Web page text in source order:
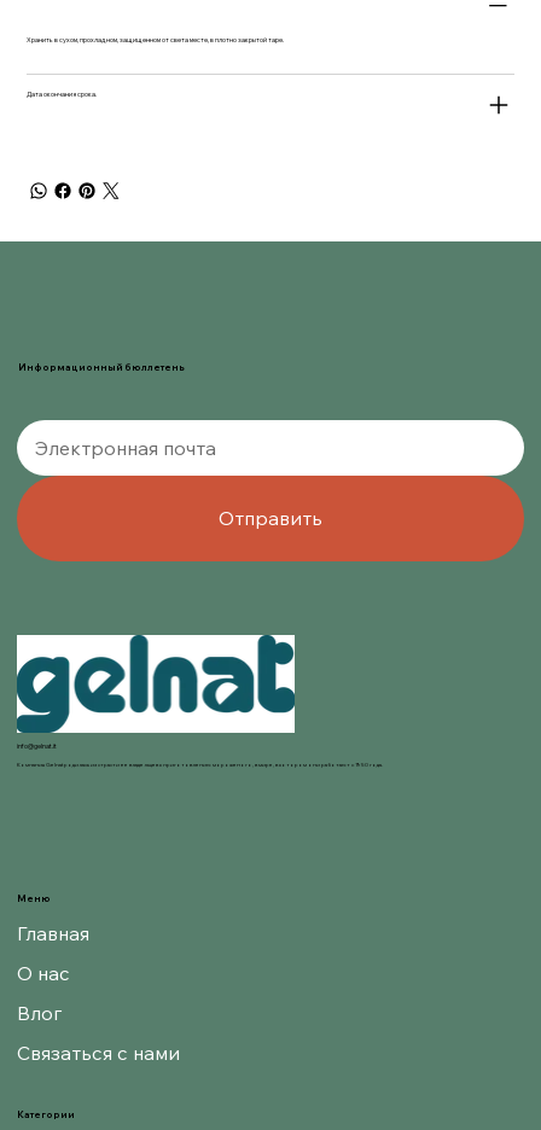
Хранить в сухом, прохладном, защищенном от света месте, в плотно закрытой таре.
Дата окончания срока.
Информационный бюллетень
Отправить
info@gelnat.it
Компания Gelnat родилась из страсти ее владельцев к приготовлению мороженого, в мире, в котором они работают с 1950 года.
Категории
Меню
Главная
О нас
Влог
Связаться с нами